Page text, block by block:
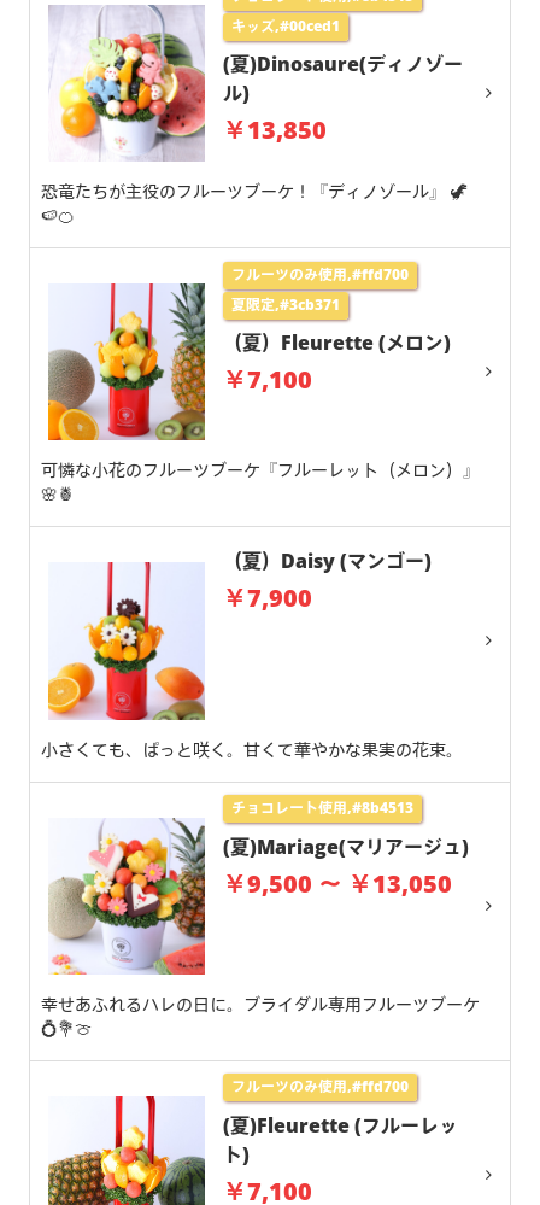
キッズ,#00ced1
(夏)Dinosaure(ディノゾー
ル)
￥13,850
恐竜たちが主役のフルーツブーケ！『ディノゾール』 🦖
🍉🍊
フルーツのみ使用,#ffd700
夏限定,#3cb371
（夏）Fleurette (メロン)
￥7,100
可憐な小花のフルーツブーケ『フルーレット（メロン）』
🌸🍍
（夏）Daisy (マンゴー)
￥7,900
小さくても、ぱっと咲く。甘くて華やかな果実の花束。
チョコレート使用,#8b4513
(夏)Mariage(マリアージュ)
￥9,500 ～ ￥13,050
幸せあふれるハレの日に。ブライダル専用フルーツブーケ
💍💐🍈
フルーツのみ使用,#ffd700
(夏)Fleurette (フルーレッ
ト)
￥7,100